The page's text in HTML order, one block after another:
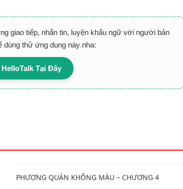
giao tiếp, nhắn tin, luyện khẩu ngữ với người bản
dùng thử ứng dụng này nha:
Tại Đây
PHƯỢNG QUÁN KHÔNG MÀU – CHƯƠNG 4